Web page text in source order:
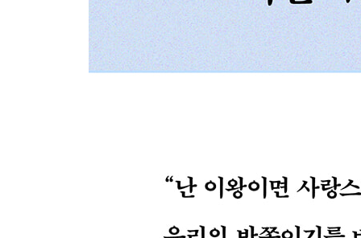
바다보다 넓은 마음
사랑의 겉모습에 홀리지 말고 조심히 사랑하라
당연하게 생각하는 마음이 관계를 무너뜨린다
사람의 마음은 소중한 선물과 같다
서로가 되는 과정